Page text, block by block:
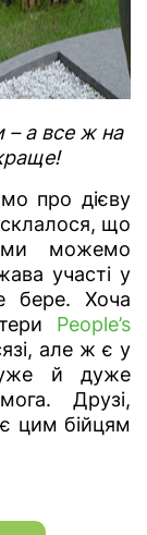
– а все ж на
про дієву
що
ми можемо
участі у
бере. Хоча
People’s
але ж є у
й дуже
Друзі,
цим бійцям